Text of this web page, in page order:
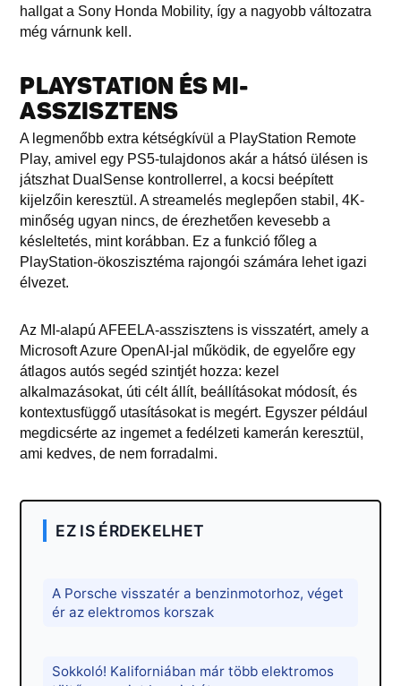
hallgat a Sony Honda Mobility, így a nagyobb változatra
még várnunk kell.
PLAYSTATION ÉS MI-
ASSZISZTENS
A legmenőbb extra kétségkívül a PlayStation Remote
Play, amivel egy PS5-tulajdonos akár a hátsó ülésen is
játszhat DualSense kontrollerrel, a kocsi beépített
kijelzőin keresztül. A streamelés meglepően stabil, 4K-
minőség ugyan nincs, de érezhetően kevesebb a
késleltetés, mint korábban. Ez a funkció főleg a
PlayStation-ökoszisztéma rajongói számára lehet igazi
élvezet.
Az MI-alapú AFEELA-asszisztens is visszatért, amely a
Microsoft Azure OpenAI-jal működik, de egyelőre egy
átlagos autós segéd szintjét hozza: kezel
alkalmazásokat, úti célt állít, beállításokat módosít, és
kontextusfüggő utasításokat is megért. Egyszer például
megdicsérte az ingemet a fedélzeti kamerán keresztül,
ami kedves, de nem forradalmi.
EZ IS ÉRDEKELHET
A Porsche visszatér a benzinmotorhoz, véget
ér az elektromos korszak
Sokkoló! Kaliforniában már több elektromos